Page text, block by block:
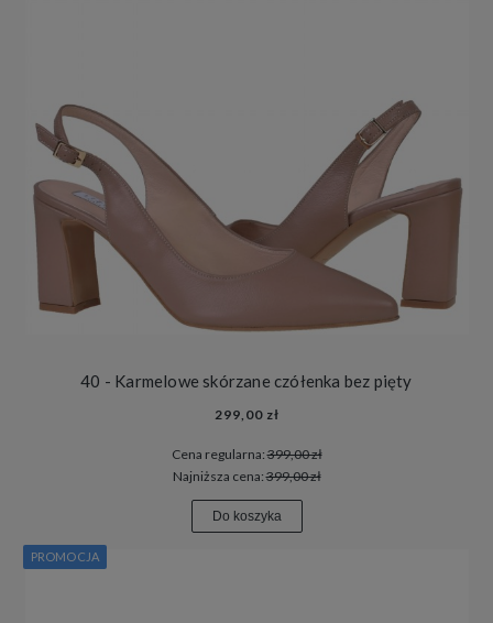
40 - Karmelowe skórzane czółenka bez pięty
299,00 zł
Cena regularna:399,00 zł
Najniższa cena:399,00 zł
Do koszyka
PROMOCJA